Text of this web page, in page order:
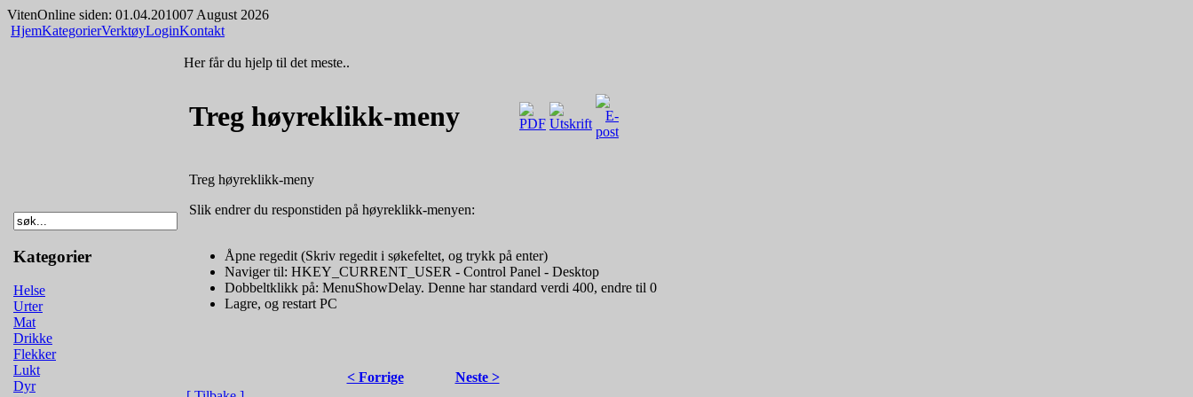
VitenOnline siden: 01.04.201007 August 2026
HjemKategorierVerktøyLoginKontakt
Kategorier
Helse
Urter
Mat
Drikke
Flekker
Lukt
Dyr
Her får du hjelp til det meste..
Treg høyreklikk-meny
Treg høyreklikk-meny
Slik endrer du responstiden på høyreklikk-menyen:
Åpne regedit (Skriv regedit i søkefeltet, og trykk på enter)
Naviger til: HKEY_CURRENT_USER - Control Panel - Desktop
Dobbeltklikk på: MenuShowDelay. Denne har standard verdi 400, endre til 0
Lagre, og restart PC
< Forrige
Neste >